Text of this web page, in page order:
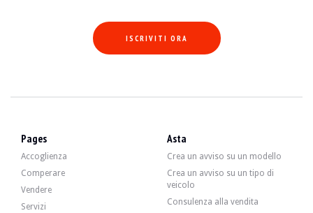
ISCRIVITI ORA
Pages
Accoglienza
Comperare
Vendere
Servizi
Asta
Crea un avviso su un modello
Crea un avviso su un tipo di
veicolo
Consulenza alla vendita